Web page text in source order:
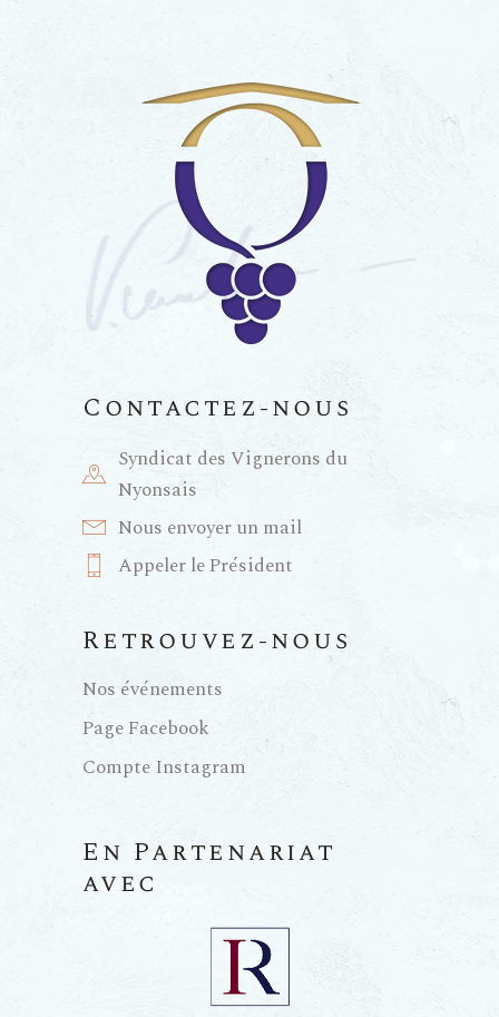
Contactez-nous
Syndicat des Vignerons du
Nyonsais
Nous envoyer un mail
Appeler le Président
Retrouvez-nous
Nos événements
Page Facebook
Compte Instagram
En Partenariat
avec